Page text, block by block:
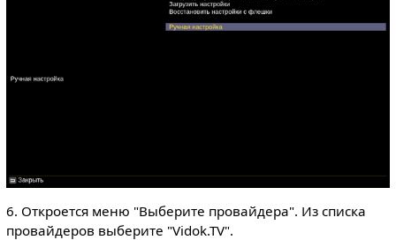
6. Откроется меню "Выберите провайдера". Из списка
провайдеров выберите "Vidok.TV".